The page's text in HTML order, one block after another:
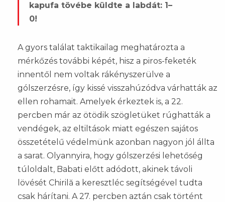
kapufa tövébe küldte a labdát: 1–
0!
A gyors találat taktikailag meghatározta a
mérkőzés további képét, hisz a piros-feketék
innentől nem voltak rákényszerülve a
gólszerzésre, így kissé visszahúzódva várhatták az
ellen rohamait. Amelyek érkeztek is, a 22.
percben már az ötödik szögletüket rúghatták a
vendégek, az eltiltások miatt egészen sajátos
összetételű védelmünk azonban nagyon jól állta
a sarat. Olyannyira, hogy gólszerzési lehetőség
túloldalt, Babati előtt adódott, akinek távoli
lövését Chirilă a keresztléc segítségével tudta
csak hárítani. A 27. percben aztán csak történt